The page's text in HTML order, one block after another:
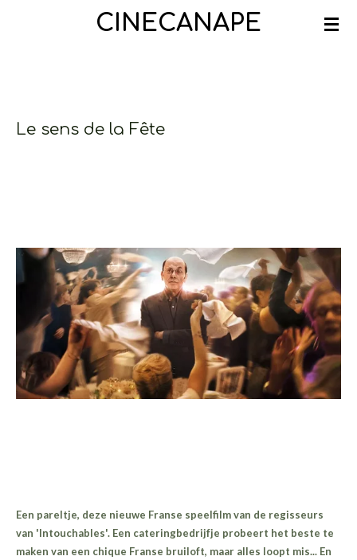
CINECANAPE
Le sens de la Fête
Een pareltje, deze nieuwe Franse speelfilm van de regisseurs
van 'Intouchables'. Een cateringbedrijfje probeert het beste te
maken van een chique Franse bruiloft, maar alles loopt mis... En